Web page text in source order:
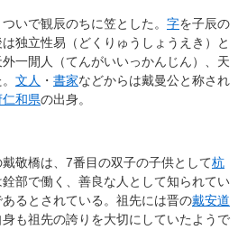
いで観辰のちに笠とした。 字を子辰の
は独立性易 （どくりゅうしょうえき）と
外一閒人
（てんがいいっかんじん）、天
文人 ・ 書家などからは戴曼公と称され
仁和県の出身。
敬橋は、7番目の双子の子供として杭
部で働く、善良な人として知られてい
るとされている。祖先には晋の戴安道
も祖先の誇りを大切にしていたようで